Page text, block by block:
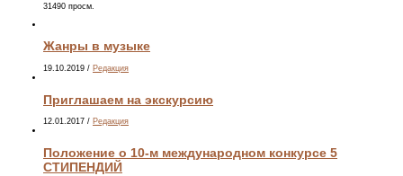
31490 просм.
Жанры в музыке
19.10.2019 / Редакция
Приглашаем на экскурсию
12.01.2017 / Редакция
Положение о 10-м международном конкурсе 5
СТИПЕНДИЙ